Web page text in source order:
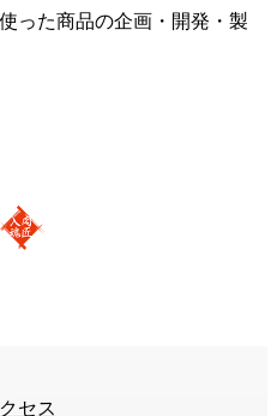
った商品の企画・開発・製
セス